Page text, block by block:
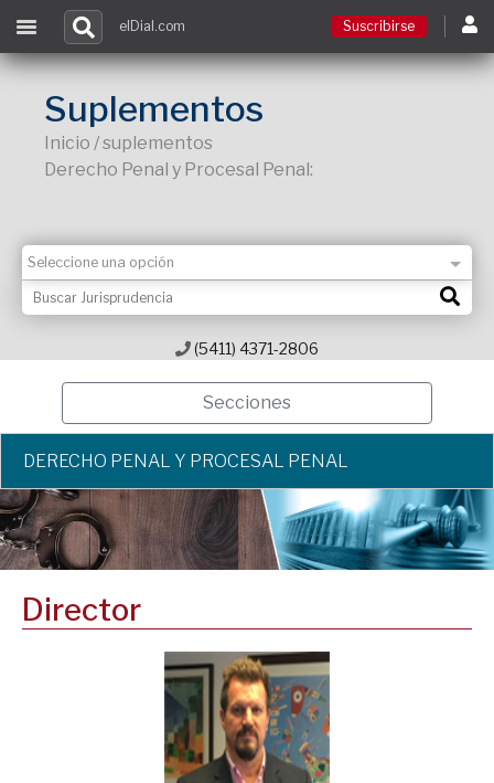
Ingresar
elDial.com Suscribirse
Suplementos
Inicio / suplementos
Derecho Penal y Procesal Penal:
(5411) 4371-2806
Secciones
DERECHO PENAL Y PROCESAL PENAL
Director